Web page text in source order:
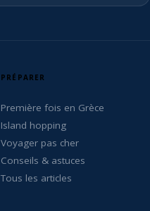
PRÉPARER
Première fois en Grèce
Island hopping
Voyager pas cher
Conseils & astuces
Tous les articles